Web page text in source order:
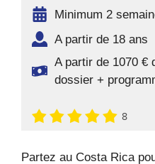
Minimum 2
A partir de 18 ans
A partir de 1070 €
dossier +
8
Partez au Costa Rica